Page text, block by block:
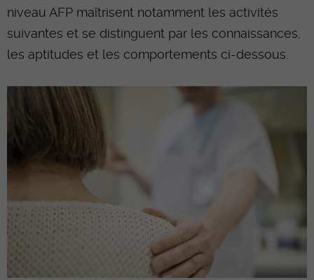
niveau AFP maîtrisent notamment les activités
suivantes et se distinguent par les connaissances,
les aptitudes et les comportements ci-dessous.